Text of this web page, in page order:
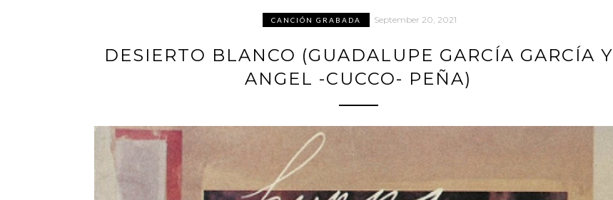
CANCIÓN GRABADA September 20, 2021
DESIERTO BLANCO (GUADALUPE GARCÍA GARCÍA Y
ANGEL -CUCCO- PEÑA)